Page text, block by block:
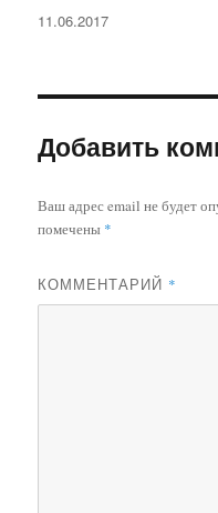
Опубликовано
11.06.2017
Добавить
Ваш адрес email не будет
помечены *
КОММЕНТАРИЙ *